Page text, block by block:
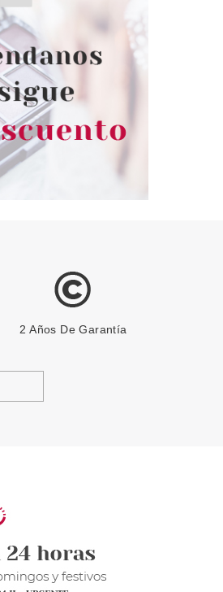
CHAMPÚ EN SECO
PARADISE 200ML
desde
3.15€
2 Años De Garantía